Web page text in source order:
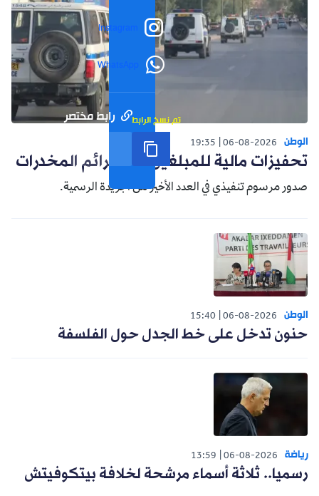
Instagram
WhatsApp
رابط مختصر تم نسخ الرابط
الوطن 06-08-2026
19:35
تحفيزات مالية للمبلغين عن جرائم المخدرات
صدور مرسوم تنفيذي في العدد الأخير من الجريدة الرسمية.
الوطن 06-08-2026
15:40
حنون تدخل على خط الجدل حول الفلسفة
رياضة 06-08-2026
13:59
رسميا.. ثلاثة أسماء مرشحة لخلافة بيتكوفيتش